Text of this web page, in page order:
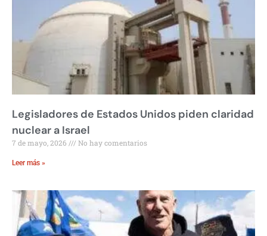
Legisladores de Estados Unidos piden claridad
nuclear a Israel
7 de mayo, 2026 No hay comentarios
Leer más »